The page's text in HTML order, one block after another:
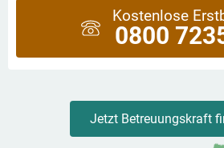
Kostenlose
0800
Jetzt Betreuungskraft